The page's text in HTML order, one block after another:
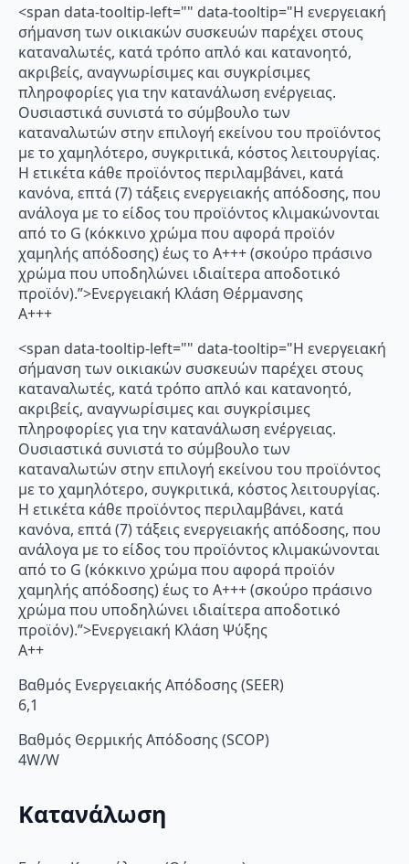
<span data-tooltip-left="" data-tooltip="Η ενεργειακή
σήμανση των οικιακών συσκευών παρέχει στους
καταναλωτές, κατά τρόπο απλό και κατανοητό,
ακριβείς, αναγνωρίσιμες και συγκρίσιμες
πληροφορίες για την κατανάλωση ενέργειας.
Ουσιαστικά συνιστά το σύμβουλο των
καταναλωτών στην επιλογή εκείνου του προϊόντος
με το χαμηλότερο, συγκριτικά, κόστος λειτουργίας.
Η ετικέτα κάθε προϊόντος περιλαμβάνει, κατά
κανόνα, επτά (7) τάξεις ενεργειακής απόδοσης, που
ανάλογα με το είδος του προϊόντος κλιμακώνονται
από το G (κόκκινο χρώμα που αφορά προϊόν
χαμηλής απόδοσης) έως το Α+++ (σκούρο πράσινο
χρώμα που υποδηλώνει ιδιαίτερα αποδοτικό
προϊόν).”>Ενεργειακή Κλάση Θέρμανσης
A+++
<span data-tooltip-left="" data-tooltip="Η ενεργειακή
σήμανση των οικιακών συσκευών παρέχει στους
καταναλωτές, κατά τρόπο απλό και κατανοητό,
ακριβείς, αναγνωρίσιμες και συγκρίσιμες
πληροφορίες για την κατανάλωση ενέργειας.
Ουσιαστικά συνιστά το σύμβουλο των
καταναλωτών στην επιλογή εκείνου του προϊόντος
με το χαμηλότερο, συγκριτικά, κόστος λειτουργίας.
Η ετικέτα κάθε προϊόντος περιλαμβάνει, κατά
κανόνα, επτά (7) τάξεις ενεργειακής απόδοσης, που
ανάλογα με το είδος του προϊόντος κλιμακώνονται
από το G (κόκκινο χρώμα που αφορά προϊόν
χαμηλής απόδοσης) έως το Α+++ (σκούρο πράσινο
χρώμα που υποδηλώνει ιδιαίτερα αποδοτικό
προϊόν).”>Ενεργειακή Κλάση Ψύξης
A++
Βαθμός Ενεργειακής Απόδοσης (SEER)
6,1
Βαθμός Θερμικής Απόδοσης (SCOP)
4W/W
Κατανάλωση